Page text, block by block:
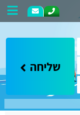
שליחה